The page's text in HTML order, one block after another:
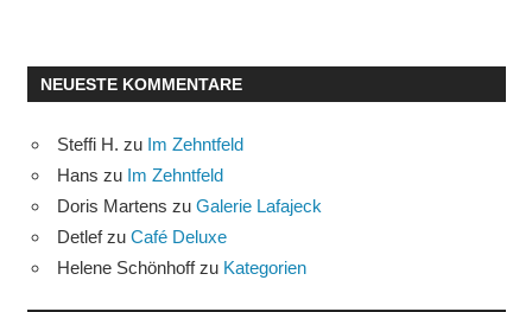
NEUESTE KOMMENTARE
Steffi H. zu Im Zehntfeld
Hans zu Im Zehntfeld
Doris Martens zu Galerie Lafajeck
Detlefzu Café Deluxe
Helene Schönhoffzu Kategorien